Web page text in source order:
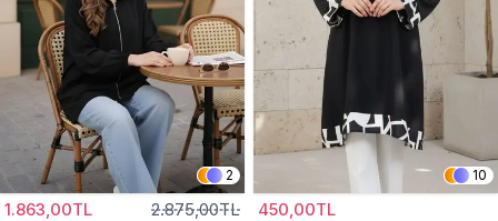
2
1.863,00TL 2.875,00TL
10
450,00TL